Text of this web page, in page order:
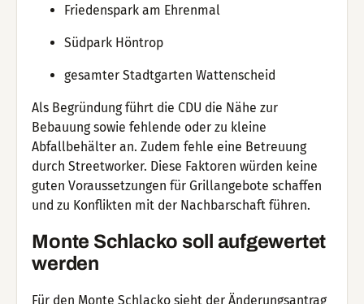
Friedenspark am Ehrenmal
Südpark Höntrop
gesamter Stadtgarten Wattenscheid
Als Begründung führt die CDU die Nähe zur
Bebauung sowie fehlende oder zu kleine
Abfallbehälter an. Zudem fehle eine Betreuung
durch Streetworker. Diese Faktoren würden keine
guten Voraussetzungen für Grillangebote schaffen
und zu Konflikten mit der Nachbarschaft führen.
Monte Schlacko soll aufgewertet
werden
Für den Monte Schlacko sieht der Änderungsantrag